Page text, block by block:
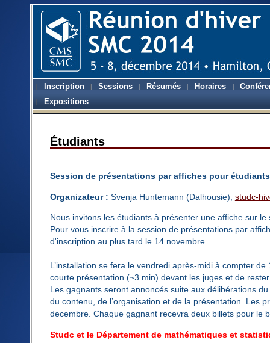
Inscription Sessions Résumés Horaires
Expositions
Étudiants
Session de présentations par affiches pour étudiants
Organizateur : Svenja Huntemann (Dalhousie), studc-
Nous invitons les étudiants à présenter une affiche sur
Pour vous inscrire à la session de présentations par
d'inscription au plus tard le 14 novembre.
L’installation se fera le vendredi après-midi à compter
courte présentation (~3 min) devant les juges et de
Les gagnants seront annoncés suite aux délibérations
du contenu, de l’organisation et de la présentation. Les
decembre. Chaque gagnant recevra deux billets pour le
Studc et le Département de mathématiques et